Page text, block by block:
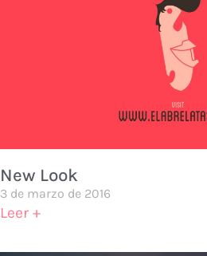
New Look
3 de marzo de 2016
Leer +